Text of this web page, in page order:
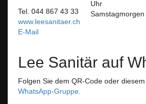
Tel. 044 867 43 33
www.leesanitaer.ch
E-Mail
Uhr
Lee Sanitär auf
Folgen Sie dem QR-Code oder
WhatsApp-Gruppe